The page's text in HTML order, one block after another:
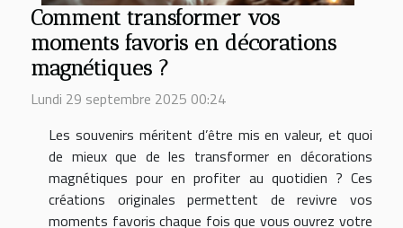
Comment transformer vos
moments favoris en décorations
magnétiques ?
Lundi 29 septembre 2025 00:24
Les souvenirs méritent d’être mis en valeur, et quoi
de mieux que de les transformer en décorations
magnétiques pour en profiter au quotidien ? Ces
créations originales permettent de revivre vos
moments favoris chaque fois que vous ouvrez votre